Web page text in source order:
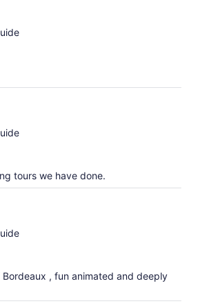
tours we have done.
, fun animated and deeply